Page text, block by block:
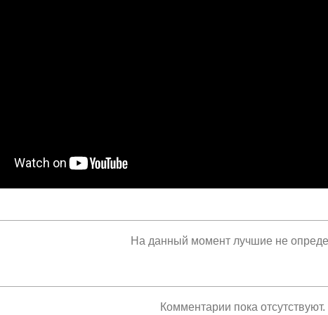
На данный момент лучшие не
Комментарии пока отсутствуют.